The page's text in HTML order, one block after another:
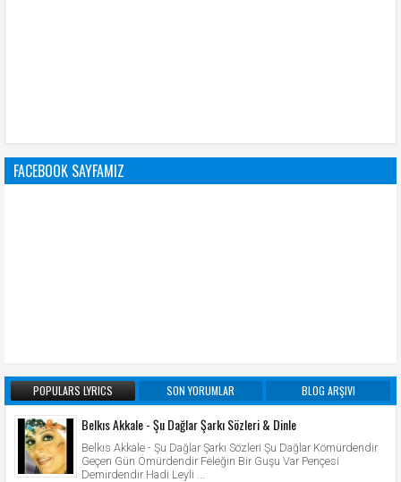
FACEBOOK SAYFAMIZ
POPULARS LYRICS SON YORUMLAR BLOG ARŞIVI
Belkıs Akkale - Şu Dağlar Şarkı Sözleri & Dinle
Belkıs Akkale - Şu Dağlar Şarkı Sözleri Şu Dağlar Kömürdendir
Geçen Gün Ömürdendir Feleğin Bir Guşu Var Pençesi
Demirdendir Hadi Leyli ...